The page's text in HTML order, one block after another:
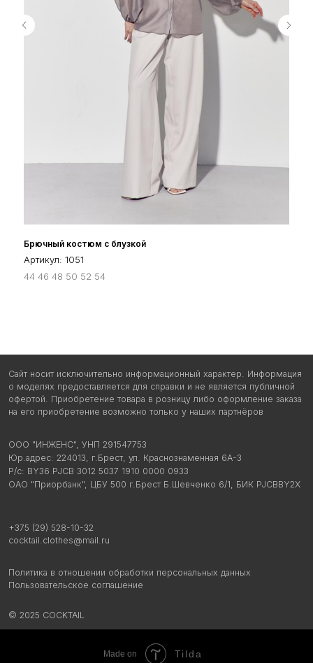
Брючный костюм с блузкой
Артикул: 1051
44 46 48 50 52 54
Юр.адрес: 224013, г.Брест, ул. Краснознаменная 6А-3
ОАО "Приорбанк", ЦБУ 500 г.Брест Б.Шевченко 6/1, БИК PJCBBY2X
© 2025 COCKTAIL
Сайт носит исключительно информационный характер. Информация
о моделях предоставляется для справки и не является публичной
офертой. Приобретение товара в розницу либо оформление заказа
на его приобретение возможно только у наших партнёров
Made on Tilda